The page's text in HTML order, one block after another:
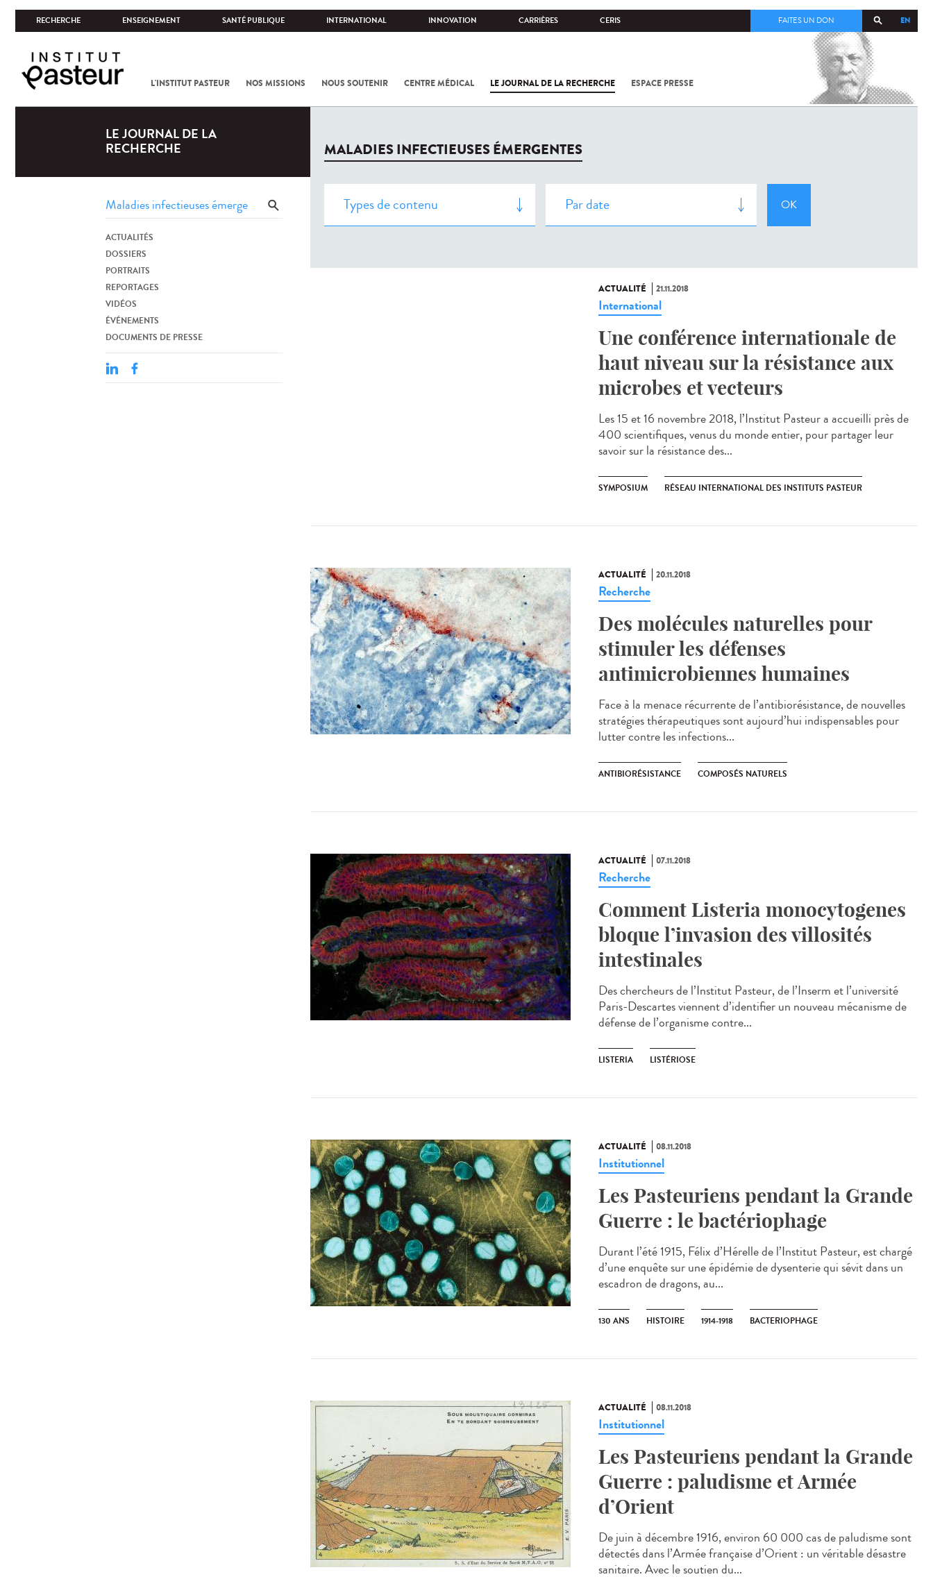
RECHERCHE ENSEIGNEMENT SANTÉ PUBLIQUE INTERNATIONAL INNOVATION CARRIÈRES CERIS EN
FAITES UN DON
L'INSTITUT PASTEUR NOS MISSIONS NOUS SOUTENIR CENTRE MÉDICAL LE JOURNAL DE LA RECHERCHE ESPACE PRESSE
COV-2 /
LE JOURNAL DE LA
RECHERCHE
ACTUALITÉS
DOSSIERS
PORTRAITS
REPORTAGES
VIDÉOS
ÉVÉNEMENTS
DOCUMENTS DE PRESSE
MALADIES INFECTIEUSES ÉMERGENTES
ACTUALITÉ 21.11.2018
International
Une conférence internationale de
haut niveau sur la résistance aux
microbes et vecteurs
Les 15 et 16 novembre 2018, l’Institut Pasteur a accueilli près de
400 scientifiques, venus du monde entier, pour partager leur
savoir sur la résistance des...
SYMPOSIUM RÉSEAU INTERNATIONAL DES INSTITUTS PASTEUR
ACTUALITÉ 20.11.2018
Recherche
Des molécules naturelles pour
stimuler les défenses
antimicrobiennes humaines
Face à la menace récurrente de l’antibiorésistance, de nouvelles
stratégies thérapeutiques sont aujourd’hui indispensables pour
lutter contre les infections...
ANTIBIORÉSISTANCE COMPOSÉS NATURELS
ACTUALITÉ 07.11.2018
Recherche
Comment Listeria monocytogenes
bloque l’invasion des villosités
intestinales
Des chercheurs de l’Institut Pasteur, de l’Inserm et l’université
Paris-Descartes viennent d’identifier un nouveau mécanisme de
défense de l’organisme contre...
LISTERIA LISTÉRIOSE
ACTUALITÉ 08.11.2018
Institutionnel
Les Pasteuriens pendant la Grande
Guerre : le bactériophage
Durant l’été 1915, Félix d’Hérelle de l’Institut Pasteur, est chargé
d’une enquête sur une épidémie de dysenterie qui sévit dans un
escadron de dragons, au...
130 ANS HISTOIRE 1914-1918 BACTERIOPHAGE
ACTUALITÉ 08.11.2018
Institutionnel
Les Pasteuriens pendant la Grande
Guerre : paludisme et Armée
d’Orient
De juin à décembre 1916, environ 60 000 cas de paludisme sont
détectés dans l’Armée française d’Orient : un véritable désastre
sanitaire. Avec le soutien du...